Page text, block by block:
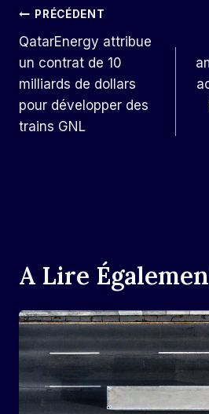
Navigation
De
L’article
PRÉCÉDENT
QatarEnergy attribue
un contrat de 10
milliards de dollars
pour développer des
trains GNL
A Lire